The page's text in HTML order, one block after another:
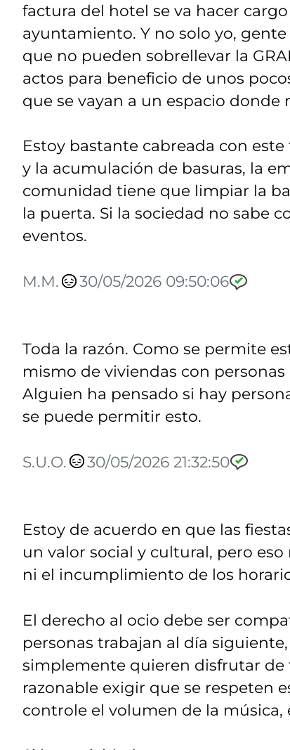
factura del hotel se va hacer
ayuntamiento. Y no solo yo,
que no pueden sobrellevar la
actos para beneficio de unos
que se vayan a un espacio donde
Estoy bastante cabreada con
y la acumulación de basuras, la
comunidad tiene que limpiar la
la puerta. Si la sociedad no sabe
eventos.
M.M. 30/05/2026 09:50:06
Toda la razón. Como se permite
mismo de viviendas con
Alguien ha pensado si hay
se puede permitir esto.
S.U.O. 30/05/2026 21:32:50
Estoy de acuerdo en que las
un valor social y cultural, pero
ni el incumplimiento de los
El derecho al ocio debe ser
personas trabajan al día
simplemente quieren disfrutar de
razonable exigir que se respeten
controle el volumen de la música,